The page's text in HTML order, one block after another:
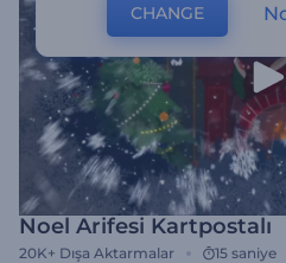
Noel Arifesi Kartpostalı
20K+ Dışa Aktarmalar 15 saniye
CHANGE